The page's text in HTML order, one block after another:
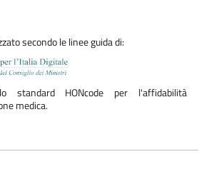
secondo le linee guida di:
standard HONcode per l'affidabilità
medica.